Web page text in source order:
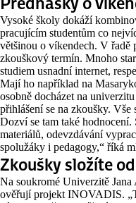
Vysoké školy dokáží
pracujícím studentům co
většinou o víkendech. V
zkouškový termín. Mnoho
studiem usnadní internet,
Mají ho například na
osobně docházet na
přihlášení se na zkoušky.
Dozví se tam také
materiálů, odevzdávání
spolužáky i pedagogy,“ říká
Zkoušky složíte
Na soukromé Univerzitě
ověřují projekt INOVADIS.